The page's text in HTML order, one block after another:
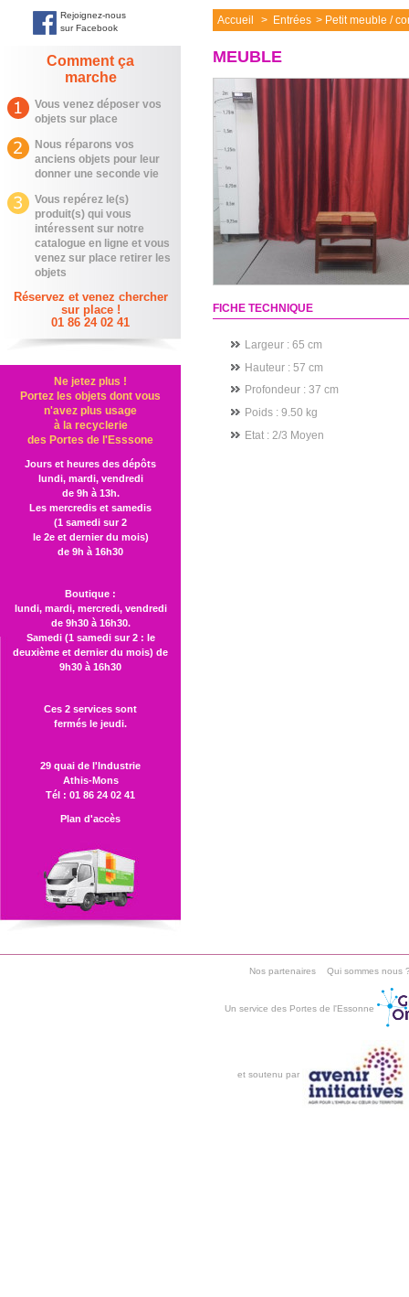
Rejoignez-nous
sur Facebook
Comment ça
marche
Vous venez déposer vos
objets sur place
Nous réparons vos
anciens objets pour leur
donner une seconde vie
Vous repérez le(s)
produit(s) qui vous
intéressent sur notre
catalogue en ligne et vous
venez sur place retirer les
objets
Réservez et venez chercher
sur place !
01 86 24 02 41
Ne jetez plus !
Portez les objets dont vous
n'avez plus usage
à la recyclerie
des Portes de l'Esssone
Jours et heures des dépôts
lundi, mardi, vendredi
de 9h à 13h.
Les mercredis et samedis
(1 samedi sur 2
le 2e et dernier du mois)
de 9h à 16h30
Boutique :
lundi, mardi, mercredi, vendredi
de 9h30 à 16h30.
Samedi (1 samedi sur 2 : le
deuxième et dernier du mois) de
9h30 à 16h30
Ces 2 services sont
fermés le jeudi.
29 quai de l'Industrie
Athis-Mons
Tél : 01 86 24 02 41
Plan d'accès
Accueil > Entrées > Petit meuble /
MEUBLE
FICHE TECHNIQUE
Largeur : 65 cm
Hauteur : 57 cm
Profondeur : 37 cm
Poids : 9.50 kg
Etat : 2/3 Moyen
Nos partenaires Qui sommes nous
Un service des Portes de l'Essonne
et soutenu par